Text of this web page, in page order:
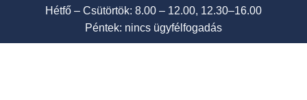
Hétfő – Csütörtök: 8.00 – 12.00, 12.30–16.00
Péntek: nincs ügyfélfogadás